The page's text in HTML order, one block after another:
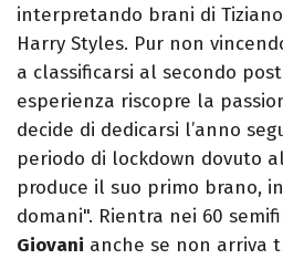
interpretando brani di Tiziano
Harry Styles. Pur non
a classificarsi al secondo
esperienza riscopre la
decide di dedicarsi l’anno
periodo di lockdown dovuto
produce il suo primo brano,
domani". Rientra nei 60
Giovani anche se non arriva